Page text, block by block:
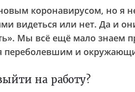
коронавирусом, но я
видеться или нет. Да и
Мы всё ещё мало знаем
переболевшим и
на работу?